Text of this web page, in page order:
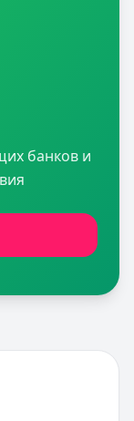
банков и